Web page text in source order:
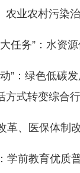
业农村污染
务”：水资源
：绿色低碳发
方式转变综合
、医保体制改
前教育优质普